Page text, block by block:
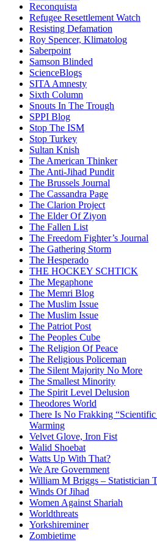
Reconquista
Refugee Resettlement Watch
Resisting Defamation
Roy Spencer, Klimatolog
Saberpoint
Samson Blinded
ScienceBlogs
SITA Amnesty
Sixth Column
Snouts In The Trough
SPPI Blog
Stop The ISM
Stop Turkey
Sultan Knish
The American Thinker
The Anti-Jihad Pundit
The Brussels Journal
The Cassandra Page
The Clarion Project
The Elder Of Ziyon
The Fallen List
The Freedom Fighter’s Journal
The Gathering Storm
The Hesperado
THE HOCKEY SCHTICK
The Megaphone
The Memri Blog
The Muslim Issue
The Muslim Issue
The Patriot Post
The Peoples Cube
The Religion Of Peace
The Religious Policeman
The Silent Majority No More
The Smallest Minority
The Spirit Level Delusion
Theodores World
There Is No Frakking
Warming
Velvet Glove, Iron Fist
Walid Shoebat
Watts Up With That?
We Are Government
William M Briggs – Statistician
Winds Of Jihad
Women Against Shariah
Worldthreats
Yorkshireminer
Zombietime